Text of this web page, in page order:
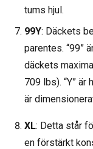
tums hjul.
99Y: Däckets
parentes. “99”
däckets
709 lbs). “Y”
är
XL: Detta står
en förstärkt